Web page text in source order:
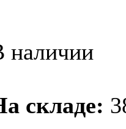
наличии
складе: